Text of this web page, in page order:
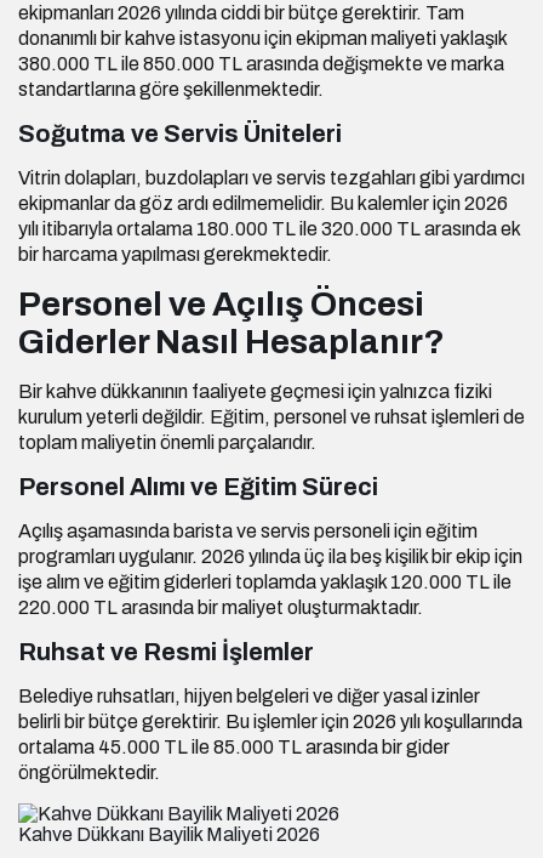
ekipmanları 2026 yılında ciddi bir bütçe gerektirir. Tam
donanımlı bir kahve istasyonu için ekipman maliyeti yaklaşık
380.000 TL ile 850.000 TL arasında değişmekte ve marka
standartlarına göre şekillenmektedir.
Soğutma ve Servis Üniteleri
Vitrin dolapları, buzdolapları ve servis tezgahları gibi yardımcı
ekipmanlar da göz ardı edilmemelidir. Bu kalemler için 2026
yılı itibarıyla ortalama 180.000 TL ile 320.000 TL arasında ek
bir harcama yapılması gerekmektedir.
Personel ve Açılış Öncesi
Giderler Nasıl Hesaplanır?
Bir kahve dükkanının faaliyete geçmesi için yalnızca fiziki
kurulum yeterli değildir. Eğitim, personel ve ruhsat işlemleri de
toplam maliyetin önemli parçalarıdır.
Personel Alımı ve Eğitim Süreci
Açılış aşamasında barista ve servis personeli için eğitim
programları uygulanır. 2026 yılında üç ila beş kişilik bir ekip için
işe alım ve eğitim giderleri toplamda yaklaşık 120.000 TL ile
220.000 TL arasında bir maliyet oluşturmaktadır.
Ruhsat ve Resmi İşlemler
Belediye ruhsatları, hijyen belgeleri ve diğer yasal izinler
belirli bir bütçe gerektirir. Bu işlemler için 2026 yılı koşullarında
ortalama 45.000 TL ile 85.000 TL arasında bir gider
öngörülmektedir.
Kahve Dükkanı Bayilik Maliyeti 2026